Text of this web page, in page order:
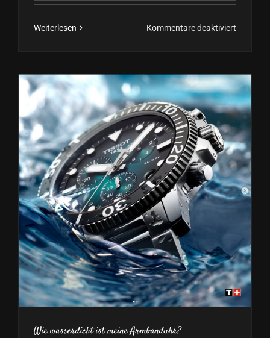
Weiterlesen Kommentare deaktiviert
einen
Ring
zum
Wie wasserdicht ist meine Armbanduhr?